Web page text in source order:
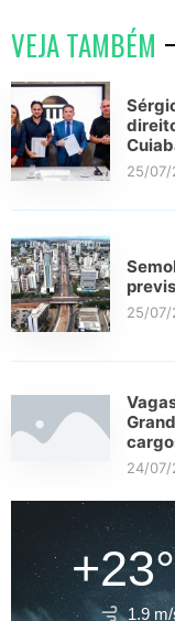
VEJA TAMBÉM
25/07/
25/07/
24/07/
1.9